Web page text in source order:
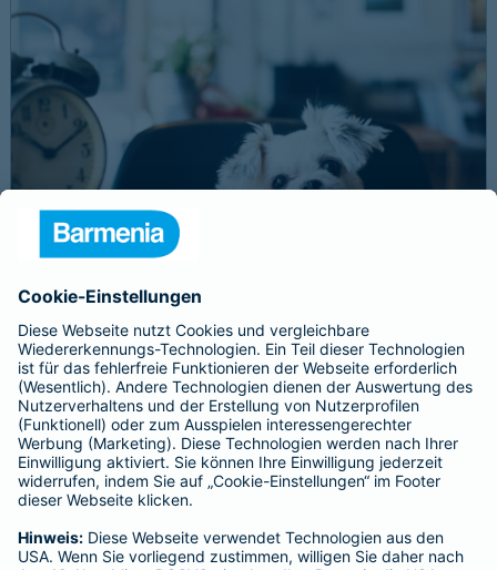
Schnelle Notfallversorgung bei Ernstfällen
gewährleisten
Der Dackel Balu macht für Leckerlies alles. Beim Gassigehen
frisst er leider eine mit Rasierklingen gespickte Wurst. Die
Notfalls nimmt der Tierarzt den 4-fachen GOT-Satz und Balus